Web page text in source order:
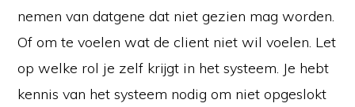
nemen van datgene dat niet gezien mag worden.
Of om te voelen wat de client niet wil voelen. Let
op welke rol je zelf krijgt in het systeem. Je hebt
kennis van het systeem nodig om niet opgeslokt